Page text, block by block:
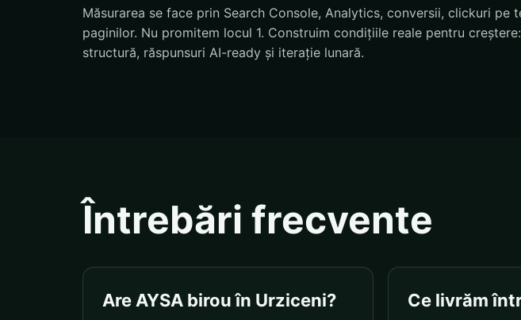
Măsurarea se face prin Search Console, Analytics, conversii, clickuri pe
paginilor. Nu promitem locul 1. Construim condițiile reale pentru
structură, răspunsuri AI-ready și iterație lunară.
Întrebări frecvente
Are AYSA birou în Urziceni? Ce livrăm